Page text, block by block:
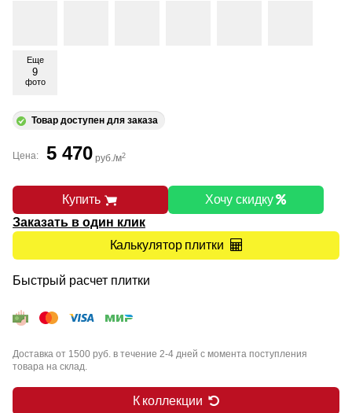
Еще
9
фото
Товар доступен для заказа
Цена: 5 470 руб./м2
Купить
Заказать в один клик
Калькулятор плитки
Быстрый расчет плитки
Хочу скидку
Доставка от 1500 руб. в течение 2-4 дней с момента поступления
товара на склад.
К коллекции